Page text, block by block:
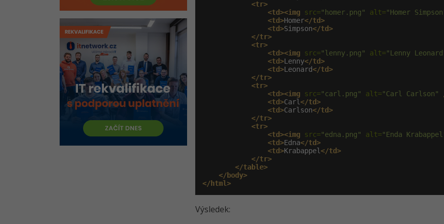
<tr>
<td><img src="homer.png" alt="Homer
<td>Homer</td>
<td>Simpson</td>
</tr>
<tr>
<td><img src="lenny.png" alt="Lenny
<td>Lenny</td>
<td>Leonard</td>
</tr>
<tr>
<td><img src="carl.png" alt="Carl Carlson"
<td>Carl</td>
<td>Carlson</td>
</tr>
<tr>
<td><img src="edna.png" alt="Enda
<td>Edna</td>
<td>Krabappel</td>
</tr>
</table>
</body>
</html>
Výsledek: